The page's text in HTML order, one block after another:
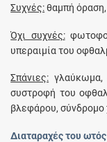
Συχνές:θαμπή
Όχι συχνές:
υπεραιμία του
Σπάνιες: γλαύκωμα,
συστροφή του
βλεφάρου, σύνδρομο
Διαταραχές του